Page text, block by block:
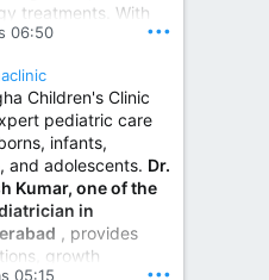
treatments. With
surgical practice and
robotic
| Urology Specialist in Vijayawada
Krishna Kishore,
Urologist...
06:50 •••
Children's Clinic
pediatric care
infants,
and adolescents. Dr.
Kumar, one of the
in
, provides
growth
05:15 •••